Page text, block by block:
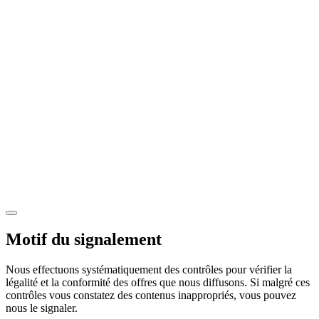
Motif du signalement
Nous effectuons systématiquement des contrôles pour vérifier la
légalité et la conformité des offres que nous diffusons. Si malgré ces
contrôles vous constatez des contenus inappropriés, vous pouvez
nous le signaler.